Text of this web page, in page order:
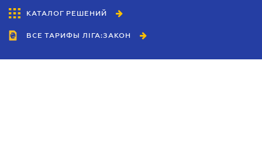
КАТАЛОГ РЕШЕНИЙ
ВСЕ ТАРИФЫ ЛІГА:ЗАКОН